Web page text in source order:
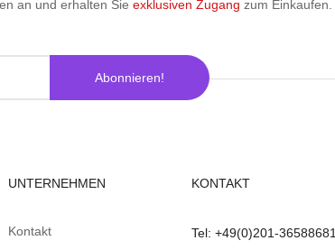
an und erhalten Sie exklusiven Zugang zum Einkaufen.
Abonnieren!
UNTERNEHMEN
Kontakt
KONTAKT
Tel: +49(0)201-36588681